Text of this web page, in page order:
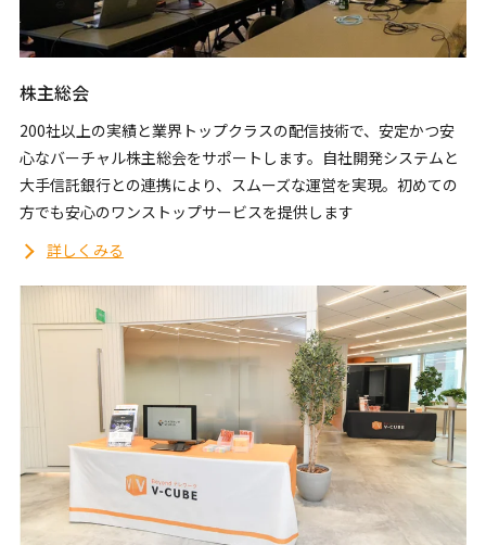
株主総会
200社以上の実績と業界トップクラスの配信技術で、安定かつ安
心なバーチャル株主総会をサポートします。自社開発システムと
大手信託銀行との連携により、スムーズな運営を実現。初めての
方でも安心のワンストップサービスを提供します
詳しくみる